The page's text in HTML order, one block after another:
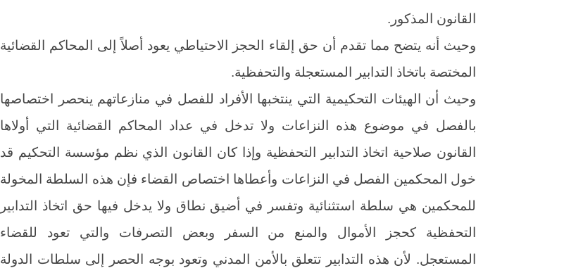
القانون المذكور.
وحيث أنه يتضح مما تقدم أن حق إلقاء الحجز الاحتياطي يعود أصلاً إلى المحاكم القضائية
المختصة باتخاذ التدابير المستعجلة والتحفظية.
وحيث أن الهيئات التحكيمية التي ينتخبها الأفراد للفصل في منازعاتهم ينحصر اختصاصها
بالفصل في موضوع هذه النزاعات ولا تدخل في عداد المحاكم القضائية التي أولاها
القانون صلاحية اتخاذ التدابير التحفظية وإذا كان القانون الذي نظم مؤسسة التحكيم قد
خول المحكمين الفصل في النزاعات وأعطاها اختصاص القضاء فإن هذه السلطة المخولة
للمحكمين هي سلطة استثنائية وتفسر في أضيق نطاق ولا يدخل فيها حق اتخاذ التدابير
التحفظية كحجز الأموال والمنع من السفر وبعض التصرفات والتي تعود للقضاء
المستعجل. لأن هذه التدابير تتعلق بالأمن المدني وتعود بوجه الحصر إلى سلطات الدولة